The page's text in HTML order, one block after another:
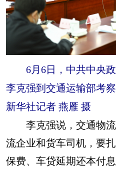
6月6日，中共中央
李克强到交通运输部考
新华社记者 燕雁 摄
李克强说，交通物流
流企业和货车司机，要
保费、车贷延期还本付